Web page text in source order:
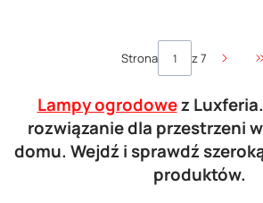
Strona z 7
Lampy ogrodowez
rozwiązanie dla przestrzeni
domu. Wejdź i sprawdź
produktów.